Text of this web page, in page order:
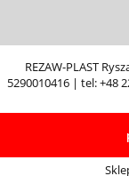
REZAW-PLAST
5290010416 | tel:+48